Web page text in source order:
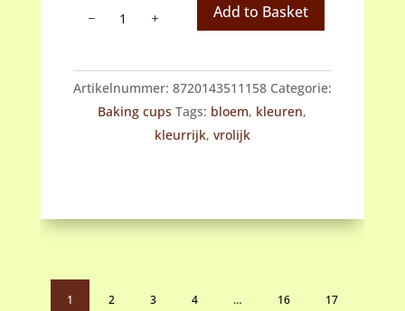
aantal
Add to Basket
Artikelnummer: 8720143511158 Categorie:
Baking cups Tags: bloem, kleuren,
kleurrijk, vrolijk
1 2 3 4 … 16 17